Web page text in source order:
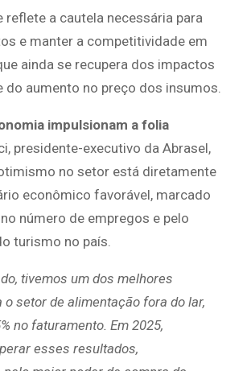
reflete a cautela necessária para
e manter a competitividade em
ainda se recupera dos impactos
do aumento no preço dos insumos.
impulsionam a folia
presidente-executivo da Abrasel,
no setor está diretamente
econômico favorável, marcado
número de empregos e pelo
turismo no país.
tivemos um dos melhores
o setor de alimentação fora do lar,
no faturamento. Em 2025,
esses resultados,